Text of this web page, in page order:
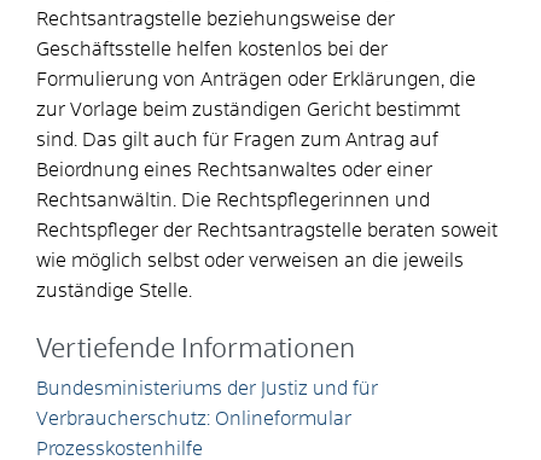
Rechtsantragstelle beziehungsweise der
Geschäftsstelle helfen kostenlos bei der
Formulierung von Anträgen oder Erklärungen, die
zur Vorlage beim zuständigen Gericht bestimmt
sind. Das gilt auch für Fragen zum Antrag auf
Beiordnung eines Rechtsanwaltes oder einer
Rechtsanwältin. Die Rechtspflegerinnen und
Rechtspfleger der Rechtsantragstelle beraten soweit
wie möglich selbst oder verweisen an die jeweils
zuständige Stelle.
Vertiefende Informationen
Bundesministeriums der Justiz und für
Verbraucherschutz: Onlineformular
Prozesskostenhilfe